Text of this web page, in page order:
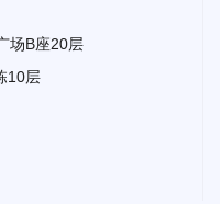
场B座20层
10层